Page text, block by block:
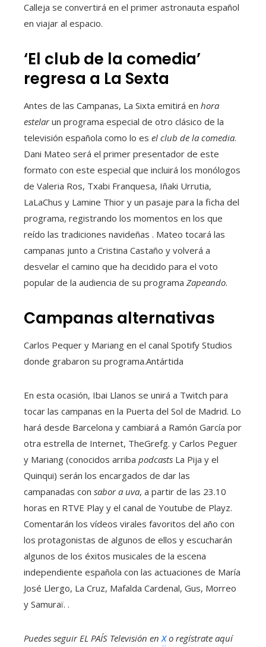
Calleja se convertirá en el primer astronauta español
en viajar al espacio.
‘El club de la comedia’
regresa a La Sexta
Antes de las Campanas, La Sixta emitirá en hora
estelarun programa especial de otro clásico de la
televisión española como lo es el club de la comedia.
Dani Mateo será el primer presentador de este
formato con este especial que incluirá los monólogos
de Valeria Ros, Txabi Franquesa, Iñaki Urrutia,
LaLaChus y Lamine Thior y un pasaje para la ficha del
programa, registrando los momentos en los que
reído las tradiciones navideñas . Mateo tocará las
campanas junto a Cristina Castaño y volverá a
desvelar el camino que ha decidido para el voto
popular de la audiencia de su programa Zapeando.
Campanas alternativas
Carlos Pequer y Mariang en el canal Spotify Studios
donde grabaron su programa.Antártida
En esta ocasión, Ibai Llanos se unirá a Twitch para
tocar las campanas en la Puerta del Sol de Madrid. Lo
hará desde Barcelona y cambiará a Ramón García por
otra estrella de Internet, TheGrefg. y Carlos Peguer
y Mariang (conocidos arriba podcasts La Pija y el
Quinqui) serán los encargados de dar las
campanadas con sabor a uva, a partir de las 23.10
horas en RTVE Play y el canal de Youtube de Playz.
Comentarán los vídeos virales favoritos del año con
los protagonistas de algunos de ellos y escucharán
algunos de los éxitos musicales de la escena
independiente española con las actuaciones de María
José Llergo, La Cruz, Mafalda Cardenal, Gus, Morreo
y Samuraï. .
Puedes seguir EL PAÍS Televisión en Xo regístrate aquí